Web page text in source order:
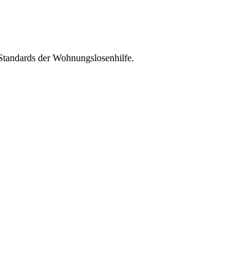
der Wohnungslosenhilfe.